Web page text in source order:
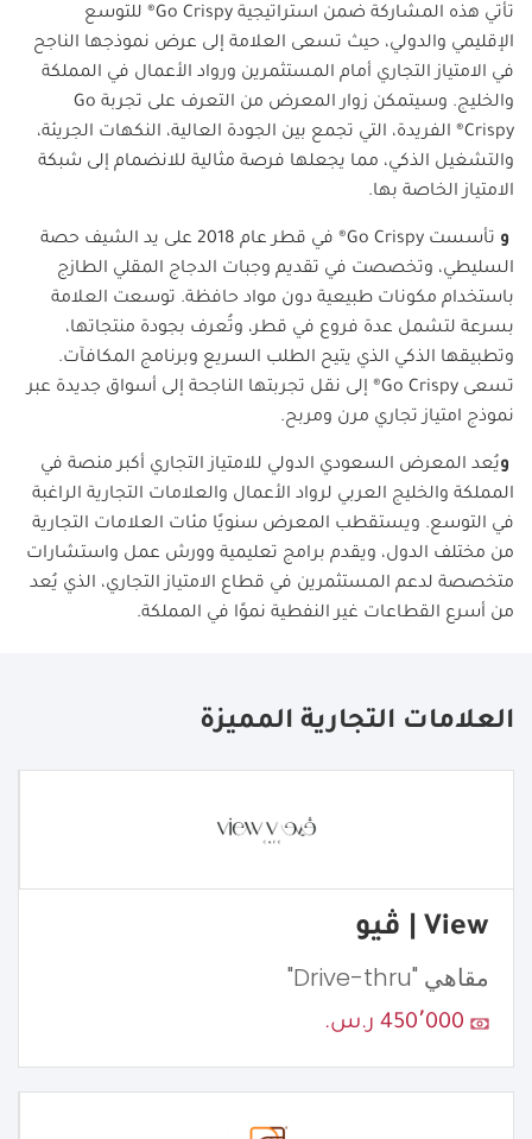
تأتي هذه المشاركة ضمن استراتيجية
للتوسع
الإقليمي والدولي، حيث تسعى العلامة إلى عرض نموذجها الناجح
في الامتياز التجاري أمام المستثمرين ورواد الأعمال في المملكة
والخليج. وسيتمكن زوار المعرض من التعرف على تجربة Go
Crispy®
الفريدة، التي تجمع بين الجودة العالية، النكهات الجريئة،
والتشغيل الذكي، مما يجعلها فرصة مثالية للانضمام إلى شبكة
الامتياز الخاصة بها.
و تأسست
في قطر عام 2018 على يد الشيف حصة
السليطي، وتخصصت في تقديم وجبات الدجاج المقلي الطازج
باستخدام مكونات طبيعية دون مواد حافظة. توسعت العلامة
بسرعة لتشمل عدة فروع في قطر، وتُعرف بجودة منتجاتها،
وتطبيقها الذكي الذي يتيح الطلب السريع وبرنامج المكافآت.
تسعى
إلى نقل تجربتها الناجحة إلى أسواق جديدة عبر
نموذج امتياز تجاري مرن ومربح.
ويُعد المعرض السعودي الدولي للامتياز التجاري أكبر منصة في
المملكة والخليج العربي لرواد الأعمال والعلامات التجارية الراغبة
في التوسع. ويستقطب المعرض سنويًا مئات العلامات التجارية
من مختلف الدول، ويقدم برامج تعليمية وورش عمل واستشارات
متخصصة لدعم المستثمرين في قطاع الامتياز التجاري، الذي يُعد
من أسرع القطاعات غير النفطية نموًا في المملكة.
العلامات التجارية المميزة
View | ڤيو
مقاهي "Drive-thru"
450٬000 ر.س.